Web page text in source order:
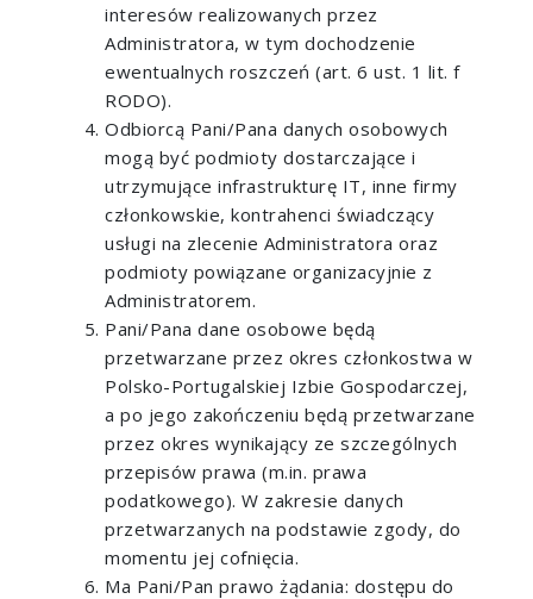
interesów realizowanych przez
Administratora, w tym dochodzenie
ewentualnych roszczeń (art. 6 ust. 1 lit. f
RODO).
Odbiorcą Pani/Pana danych osobowych
mogą być podmioty dostarczające i
utrzymujące infrastrukturę IT, inne firmy
członkowskie, kontrahenci świadczący
usługi na zlecenie Administratora oraz
podmioty powiązane organizacyjnie z
Administratorem.
Pani/Pana dane osobowe będą
przetwarzane przez okres członkostwa w
Polsko-Portugalskiej Izbie Gospodarczej,
a po jego zakończeniu będą przetwarzane
przez okres wynikający ze szczególnych
przepisów prawa (m.in. prawa
podatkowego). W zakresie danych
przetwarzanych na podstawie zgody, do
momentu jej cofnięcia.
Ma Pani/Pan prawo żądania: dostępu do